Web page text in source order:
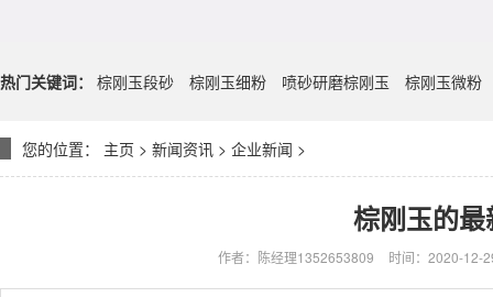
热门关键词： 棕刚玉段砂 棕刚玉细粉 喷砂研磨棕刚玉 棕刚玉微粉
您的位置： 主页 > 新闻资讯 > 企业新闻 >
棕刚玉的
作者：陈经理1352653809 时间：2020-12-